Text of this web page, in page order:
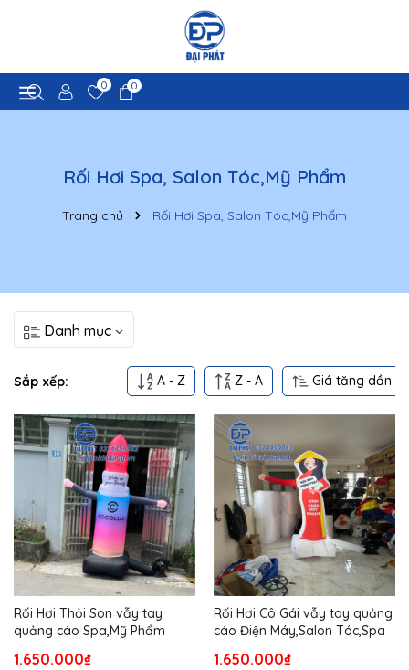
0 0
Rối Hơi Spa, Salon Tóc,Mỹ Phẩm
Trang chủ Rối Hơi Spa, Salon Tóc,Mỹ Phẩm
Danh mục
Sắp xếp: A - Z Z - A Giá tăng dần
Rối Hơi Thỏi Son vẫy tay
quảng cáo Spa,Mỹ Phẩm
1.650.000₫
Rối Hơi Cô Gái vẫy tay quảng
cáo Điện Máy,Salon Tóc,Spa
1.650.000₫